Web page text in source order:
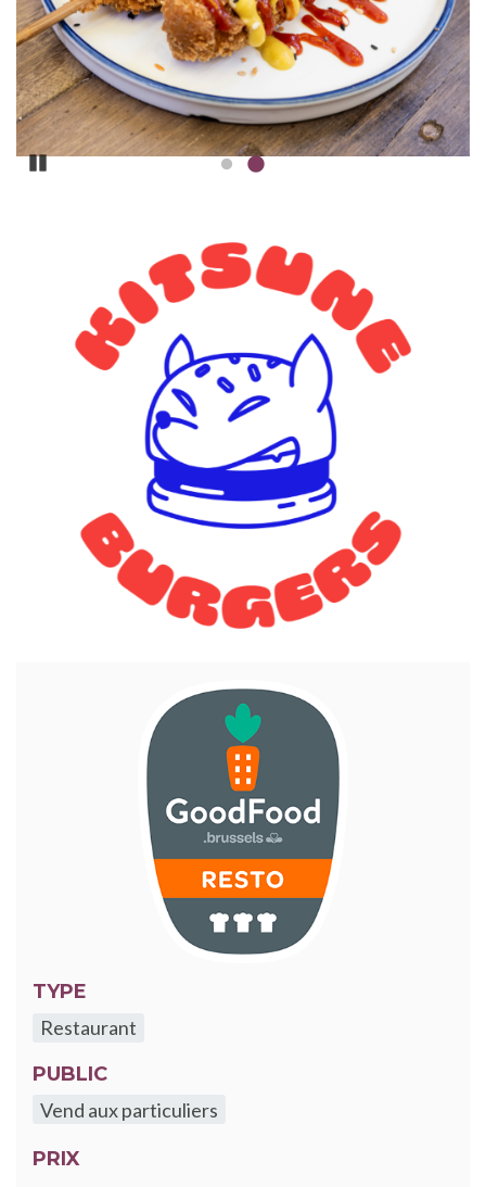
Pause
TYPE
Restaurant
PUBLIC
Vend aux particuliers
PRIX